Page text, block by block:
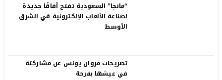
“مانجا” السعودية تفتح آفاقًا جديدة
لصناعة الألعاب الإلكترونية في الشرق
الأوسط
تصريحات مروان يونس عن مشاركتة
في عيشها بفرحة